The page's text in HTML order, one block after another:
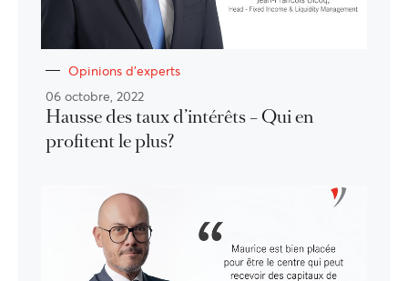
Opinions d'experts
06 octobre, 2022
Hausse des taux d’intérêts – Qui en
profitent le plus?